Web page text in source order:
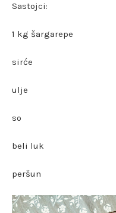
Sastojci:
1 kg šargarepe
sirće
ulje
so
beli luk
peršun